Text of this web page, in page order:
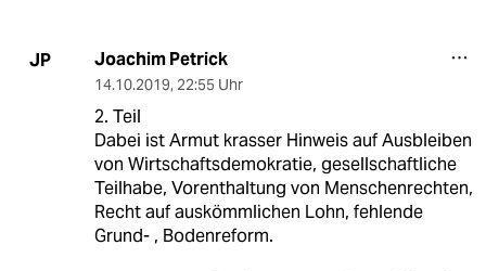
JP Joachim Petrick
14.10.2019, 22:55 Uhr
2. Teil
Dabei ist Armut krasser Hinweis auf Ausbleiben
von Wirtschaftsdemokratie, gesellschaftliche
Teilhabe, Vorenthaltung von Menschenrechten,
Recht auf auskömmlichen Lohn, fehlende
Grund- , Bodenreform.